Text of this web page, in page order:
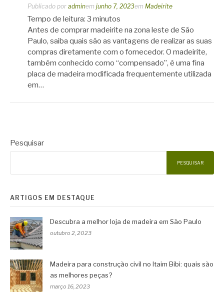
Publicado por adminem junho 7, 2023em Madeirite
Tempo de leitura: 3 minutos
Antes de comprar madeirite na zona leste de São
Paulo, saiba quais são as vantagens de realizar as suas
compras diretamente com o fornecedor. O madeirite,
também conhecido como “compensado”, é uma fina
placa de madeira modificada frequentemente utilizada
em…
Pesquisar
PESQUISAR
ARTIGOS EM DESTAQUE
Descubra a melhor loja de madeira em São Paulo
outubro 2, 2023
Madeira para construção civil no Itaim Bibi: quais são
as melhores peças?
março 16, 2023